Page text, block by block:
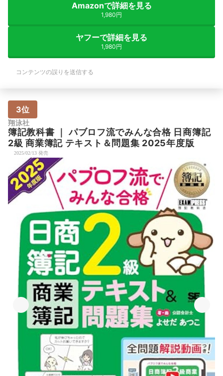
Amazonで詳細を見る
1,980円
ヤフーで詳細を見る
1,980円
コンテンツの誤りを送信する
3位
翔泳社
簿記教科書 ｜パブロフ流でみんな合格 日商簿記
2級 商業簿記 テキスト＆問題集 2025年度版
2025/02/13 発売